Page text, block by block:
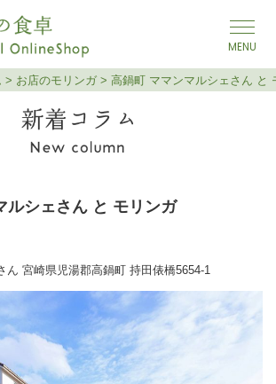
ーション
マンマルシェさん
ガ
> お店のモリンガ >高鍋町 ママンマルシェさん と
ルシェさん と モリンガ
ん 宮崎県児湯郡高鍋町 持田俵橋5654-1